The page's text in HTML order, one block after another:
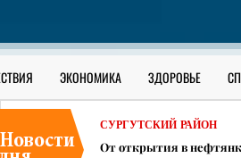
ЭКОНОМИКА ЗДОРОВЬЕ
07.08.2026 460
СУРГУТСКИЙ РАЙОН
От открытия в